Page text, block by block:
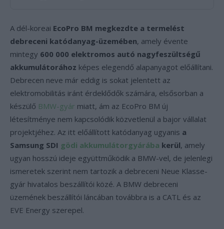
A dél-koreai EcoPro BM megkezdte a termelést
debreceni katódanyag-üzemében, amely évente
mintegy 600 000 elektromos autó nagyfeszültségű
akkumulátorához képes elegendő alapanyagot előállítani.
Debrecen neve már eddig is sokat jelentett az
elektromobilitás iránt érdeklődők számára, elsősorban a
készülő BMW-gyár miatt, ám az EcoPro BM új
létesítménye nem kapcsolódik közvetlenül a bajor vállalat
projektjéhez. Az itt előállított katódanyag ugyanis a
Samsung SDI gödi akkumulátorgyárába kerül, amely
ugyan hosszú ideje együttműködik a BMW-vel, de jelenlegi
ismeretek szerint nem tartozik a debreceni Neue Klasse-
gyár hivatalos beszállítói közé. A BMW debreceni
üzemének beszállítói láncában továbbra is a CATL és az
EVE Energy szerepel.